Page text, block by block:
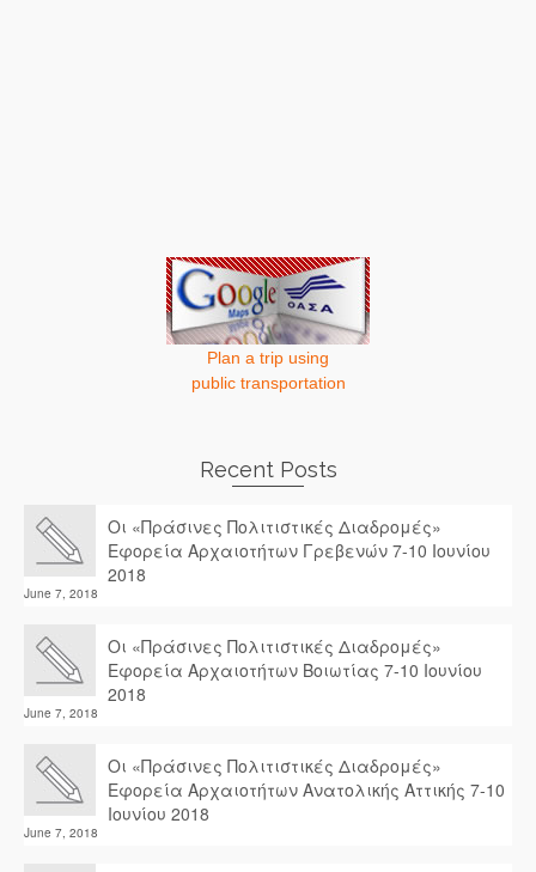
Plan a trip using
public transportation
Recent Posts
Οι «Πράσινες Πολιτιστικές Διαδρομές»
Εφορεία Αρχαιοτήτων Γρεβενών 7-10 Ιουνίου
2018
June 7, 2018
Οι «Πράσινες Πολιτιστικές Διαδρομές»
Εφορεία Αρχαιοτήτων Βοιωτίας 7-10 Ιουνίου
2018
June 7, 2018
Οι «Πράσινες Πολιτιστικές Διαδρομές»
Εφορεία Αρχαιοτήτων Ανατολικής Αττικής 7-10
Ιουνίου 2018
June 7, 2018